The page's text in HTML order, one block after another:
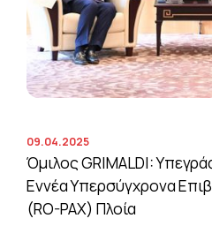
09.04.2025
Όμιλος GRIMALDI:
Εννέα Υπερσύγχρονα
(RO-PAX) Πλοία